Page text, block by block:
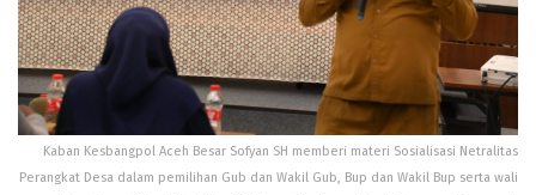
Kaban Kesbangpol Aceh Besar Sofyan SH memberi materi Sosialisasi Netralitas
Perangkat Desa dalam pemilihan Gub dan Wakil Gub, Bup dan Wakil Bup serta wali